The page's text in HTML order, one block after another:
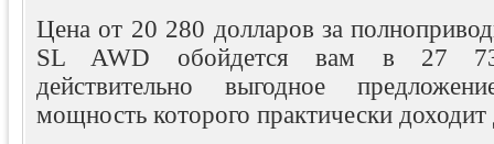
Цена от 20 280 долларов за
SL AWD обойдется вам в 27
действительно выгодное
мощность которого практически